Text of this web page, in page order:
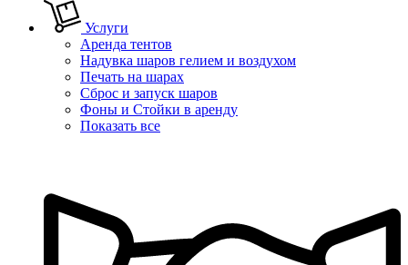
Услуги
Аренда тентов
Надувка шаров гелием и воздухом
Печать на шарах
Сброс и запуск шаров
Фоны и Стойки в аренду
Показать все